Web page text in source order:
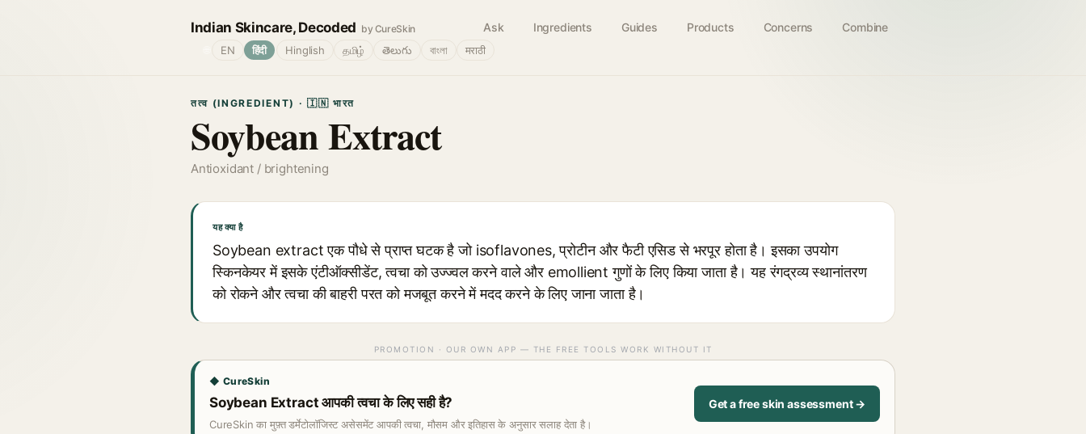
Indian Skincare, Decoded by CureSkin Ask Ingredients Guides Products Concerns Combine
EN हिंदी Hinglish தமிழ் తెలుగు বাংলা मराठी
तत्व (INGREDIENT) · 🇮🇳 भारत
Soybean Extract
Antioxidant / brightening
यह क्या है
Soybean extract एक पौधे से प्राप्त घटक है जो isoflavones, प्रोटीन और फैटी एसिड से भरपूर होता है। इसका उपयोग
स्किनकेयर में इसके एंटीऑक्सीडेंट, त्वचा को उज्ज्वल करने वाले और emollient गुणों के लिए किया जाता है। यह रंगद्रव्य स्थानांतरण
को रोकने और त्वचा की बाहरी परत को मजबूत करने में मदद करने के लिए जाना जाता है।
PROMOTION · OUR OWN APP — THE FREE TOOLS WORK WITHOUT IT
◆ CureSkin
Soybean Extract आपकी त्वचा के लिए सही है?
CureSkin का मुफ़्त डर्मेटोलॉजिस्ट असेसमेंट आपकी त्वचा, मौसम और इतिहास के अनुसार सलाह देता है।
Get a free skin assessment →